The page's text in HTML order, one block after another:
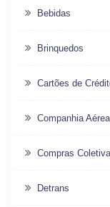
Bebidas
Brinquedos
Cartões de
Companhia Aérea
Compras
Detrans